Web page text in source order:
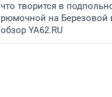
что творится в
рюмочной на Березовой
обзор YA62.RU